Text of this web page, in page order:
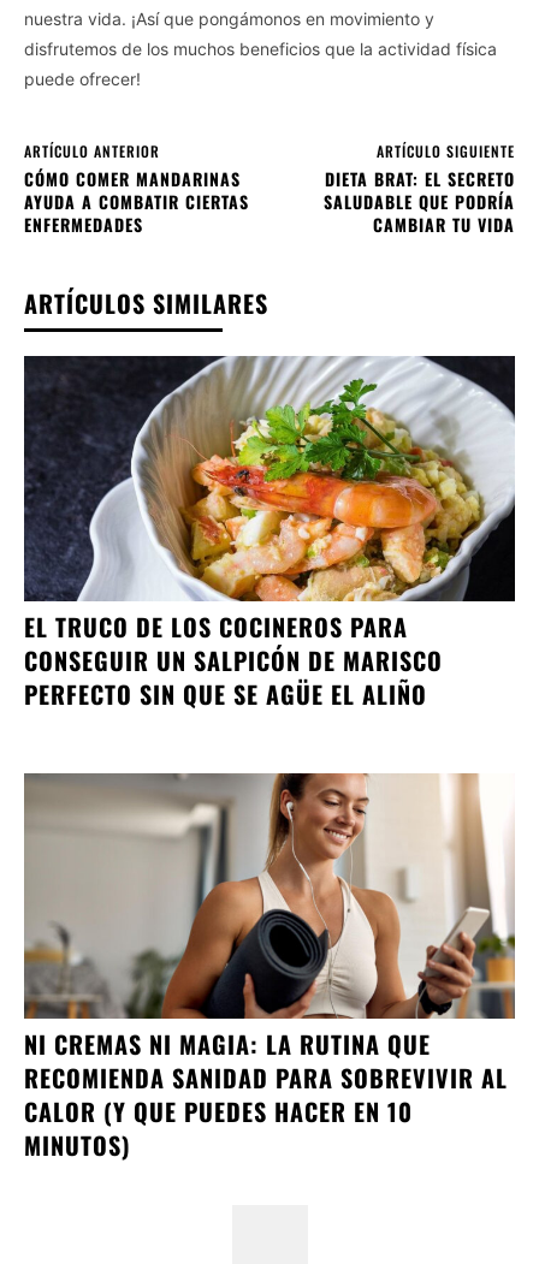
nuestra vida. ¡Así que pongámonos en movimiento y
disfrutemos de los muchos beneficios que la actividad física
puede ofrecer!
ARTÍCULO ANTERIOR
CÓMO COMER MANDARINAS
AYUDA A COMBATIR CIERTAS
ENFERMEDADES
ARTÍCULO SIGUIENTE
DIETA BRAT: EL SECRETO
SALUDABLE QUE PODRÍA
CAMBIAR TU VIDA
ARTÍCULOS SIMILARES
EL TRUCO DE LOS COCINEROS PARA
CONSEGUIR UN SALPICÓN DE MARISCO
PERFECTO SIN QUE SE AGÜE EL ALIÑO
NI CREMAS NI MAGIA: LA RUTINA QUE
RECOMIENDA SANIDAD PARA SOBREVIVIR AL
CALOR (Y QUE PUEDES HACER EN 10
MINUTOS)